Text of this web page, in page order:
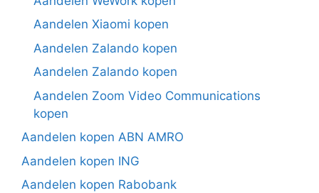
Aandelen Xiaomi kopen
Aandelen Zalando kopen
Aandelen Zalando kopen
Aandelen Zoom Video Communications
kopen
Aandelen kopen ABN AMRO
Aandelen kopen ING
Aandelen kopen Rabobank